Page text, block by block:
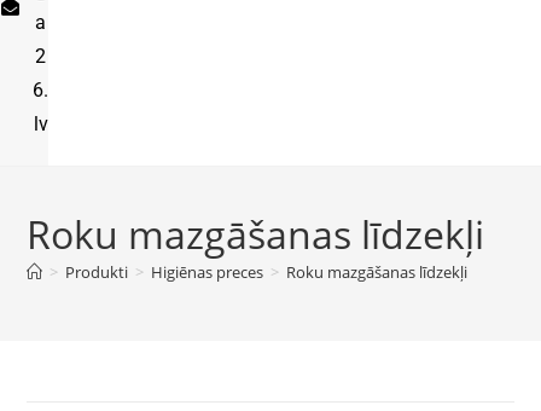
a
2
6.
lv
Roku mazgāšanas līdzekļi
> Produkti > Higiēnas preces > Roku mazgāšanas līdzekļi